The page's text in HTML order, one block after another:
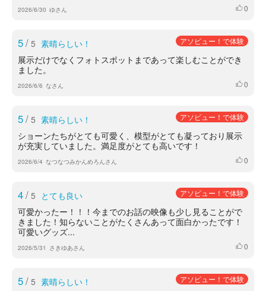
2026/6/30 ゆさん いいね
0
5/ 5 素晴らしい！ アソビュー！で体験
展示だけでなくフォトスポットまであって楽しむことができ
ました。
2026/6/6 なさん いいね
0
5/ 5 素晴らしい！ アソビュー！で体験
ショーンたちがとても可愛く、模型がとても凝っており展示
が充実していました。満足度がとても高いです！
2026/6/4 なつなつみかんめろんさん いいね
0
4/ 5 とても良い アソビュー！で体験
可愛かったー！！！今までのお話の映像も少し見ることがで
きました！知らないことがたくさんあって面白かったです！
可愛いグッズ...
2026/5/31 さきゆあさん いいね
0
5/ 5 素晴らしい！ アソビュー！で体験